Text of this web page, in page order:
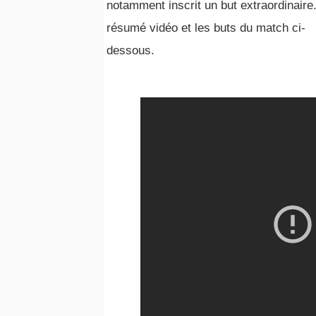
notamment inscrit un but
résumé vidéo et les buts du match ci-
dessous.